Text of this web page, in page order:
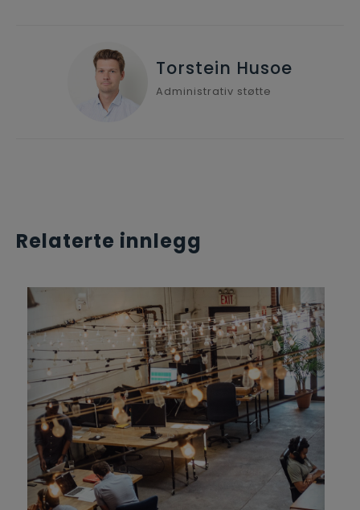
Torstein Husoe
Administrativ støtte
Relaterte innlegg